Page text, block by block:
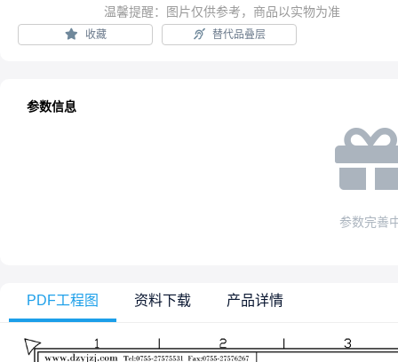
温馨提醒：图片仅供参考，商品以实物为准
收藏 替代品叠层
参数信息
参数完善
PDF工程图 资料下载 产品详情